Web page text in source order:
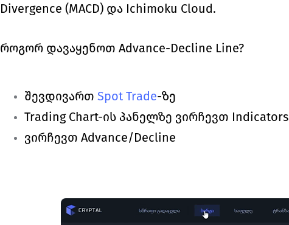
Divergence (MACD) და Ichimoku Cloud.
როგორ დავაყენოთ Advance-Decline Line?
შევდივართ Spot Trade-ზე
Trading Chart-ის პანელზე ვირჩევთ Indicators
ვირჩევთ Advance/Decline